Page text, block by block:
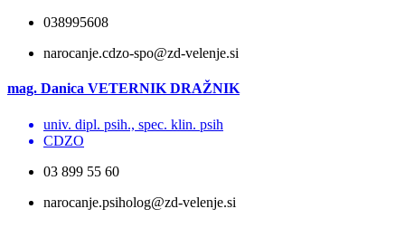
038995608
narocanje.cdzo-spo@zd-velenje.si
mag. Danica VETERNIK DRAŽNIK
univ. dipl. psih., spec. klin. psih
CDZO
03 899 55 60
narocanje.psiholog@zd-velenje.si